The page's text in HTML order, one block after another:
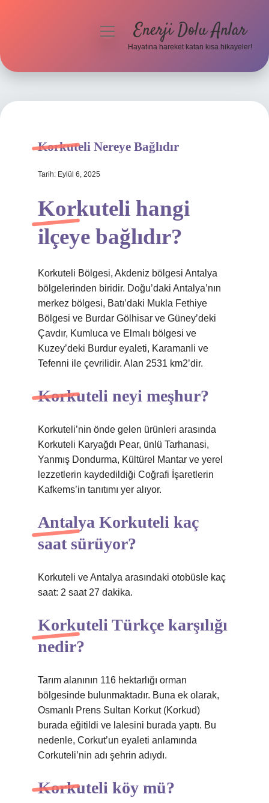
Hakkımızda
menüyüEnerji Dolu Anlar
Hayatına hareket katan kısa hikayeler!
Korkuteli Nereye Bağlıdır
Tarih: Eylül 6, 2025
Korkuteli hangi
ilçeye bağlıdır?
Korkuteli Bölgesi, Akdeniz bölgesi Antalya
bölgelerinden biridir. Doğu’daki Antalya’nın
merkez bölgesi, Batı’daki Mukla Fethiye
Bölgesi ve Burdar Gölhisar ve Güney’deki
Çavdır, Kumluca ve Elmalı bölgesi ve
Kuzey’deki Burdur eyaleti, Karamanli ve
Tefenni ile çevrilidir. Alan 2531 km2’dir.
Korkuteli neyi meşhur?
Korkuteli’nin önde gelen ürünleri arasında
Korkuteli Karyağdı Pear, ünlü Tarhanasi,
Yanmış Dondurma, Kültürel Mantar ve yerel
lezzetlerin kaydedildiği Coğrafi İşaretlerin
Kafkems’in tanıtımı yer alıyor.
Antalya Korkuteli kaç
saat sürüyor?
Korkuteli ve Antalya arasındaki otobüsle kaç
saat: 2 saat 27 dakika.
Korkuteli Türkçe karşılığı
nedir?
Tarım alanının 116 hektarlığı orman
bölgesinde bulunmaktadır. Buna ek olarak,
Osmanlı Prens Sultan Korkut (Korkud)
burada eğitildi ve lalesini burada yaptı. Bu
nedenle, Corkut’un eyaleti anlamında
Corkuteli’nin adı şehrin adıydı.
Korkuteli köy mü?